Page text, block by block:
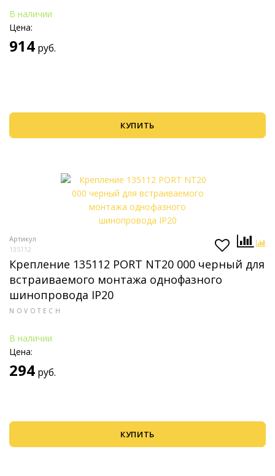
В наличии
Цена:
914 руб.
КУПИТЬ
Артикул
135112
Крепление 135112 PORT NT20 000 черный для
встраиваемого монтажа однофазного
шинопровода IP20
NOVOTECH
В наличии
Цена:
294 руб.
КУПИТЬ